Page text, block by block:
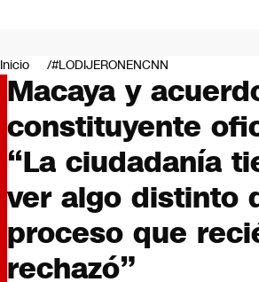
Negocios
Deportes
Programas completos
Cultura
Servicios
Bits
CNN tiempo
Opinión
Inicio #LODIJERONENCNN
Macaya y
constituyente
“La ciudadanía
ver algo distinto
proceso que
rechazó”